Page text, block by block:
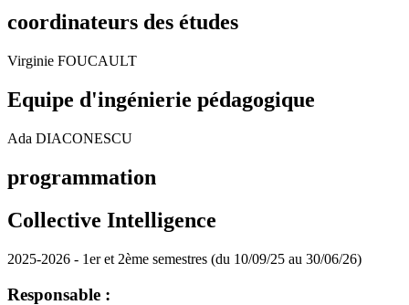
coordinateurs des études
Virginie FOUCAULT
Equipe d'ingénierie pédagogique
Ada DIACONESCU
programmation
Collective Intelligence
2025-2026 - 1er et 2ème semestres (du 10/09/25 au 30/06/26)
Responsable :